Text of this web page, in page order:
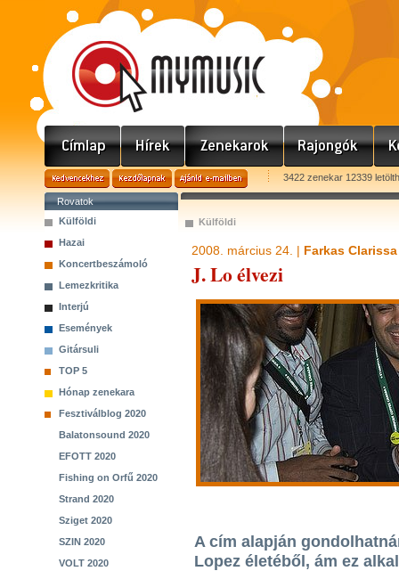
3422 zenekar 12339
Rovatok
Külföldi
Hazai
Koncertbeszámoló
Lemezkritika
Interjú
Események
Gitársuli
TOP 5
Hónap zenekara
Fesztiválblog 2020
Balatonsound 2020
EFOTT 2020
Fishing on Orfű 2020
Strand 2020
Sziget 2020
SZIN 2020
VOLT 2020
Külföldi
2008. március 24. | Farkas Clarissa
J. Lo élvezi
A cím alapján
Lopez életéből, ám ez